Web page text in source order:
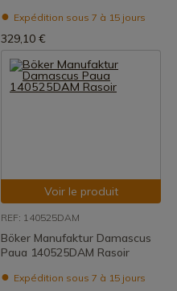
Expédition sous 7 à 15 jours
329,10 €
Voir le produit
REF: 140525DAM
Böker Manufaktur Damascus
Paua 140525DAM Rasoir
Expédition sous 7 à 15 jours